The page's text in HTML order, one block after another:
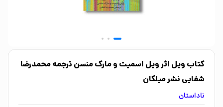
کتاب ویل اثر ویل اسمیت و مارک منسن ترجمه محمدرضا
شفایی نشر میلکان
ناداستان